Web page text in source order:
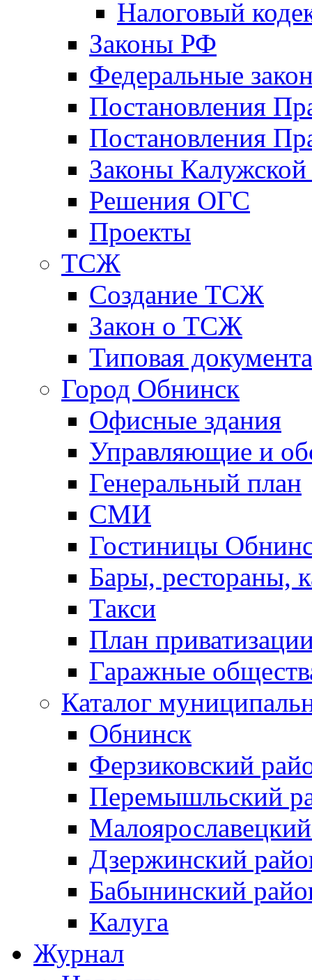
Налоговый
Законы РФ
Федеральные
Постановления
Постановления
Законы Калужской
Решения ОГС
Проекты
ТСЖ
Создание ТСЖ
Закон о ТСЖ
Типовая
Город Обнинск
Офисные здания
Управляющие и
Генеральный план
СМИ
Гостиницы
Бары, рестораны,
Такси
План
Гаражные
Каталог
Обнинск
Ферзиковский
Перемышльский
Дзержинский
Бабынинский
Калуга
Журнал